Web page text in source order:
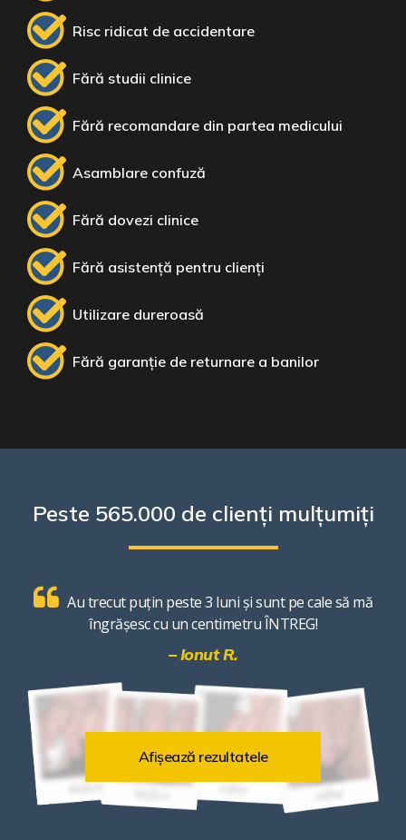
Risc ridicat de accidentare
Fără studii clinice
Fără recomandare din partea medicului
Asamblare confuză
Fără dovezi clinice
Fără asistență pentru clienți
Utilizare dureroasă
Fără garanție de returnare a banilor
Peste 565.000 de clienți mulțumiți
Au trecut puțin peste 3 luni și sunt pe cale să mă
îngrășesc cu un centimetru ÎNTREG!
– Ionut R.
Afișează rezultatele